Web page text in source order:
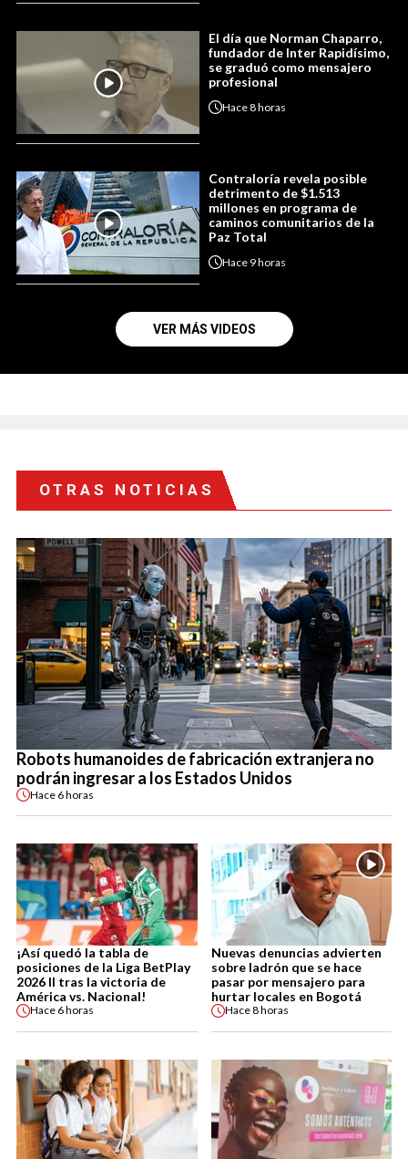
El día que Norman Chaparro,
fundador de Inter Rapidísimo,
se graduó como mensajero
profesional
Hace8 horas
Contraloría revela posible
detrimento de $1.513
millones en programa de
caminos comunitarios de la
Paz Total
Hace 9 horas
VER MÁS VIDEOS
OTRAS NOTICIAS
Robots humanoides de fabricación extranjera no
podrán ingresar a los Estados Unidos
Hace 6 horas
¡Así quedó la tabla de
posiciones de la Liga BetPlay
2026 II tras la victoria de
América vs. Nacional!
Hace 6 horas
Nuevas denuncias advierten
sobre ladrón que se hace
pasar por mensajero para
hurtar locales en Bogotá
Hace8 horas